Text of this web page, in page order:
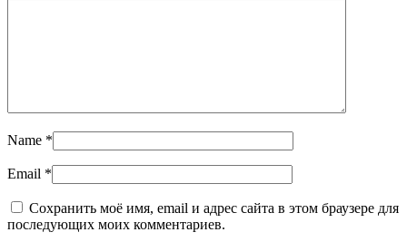
Name *
Email *
Сохранить моё имя, email и адрес сайта в этом браузере для
последующих моих комментариев.